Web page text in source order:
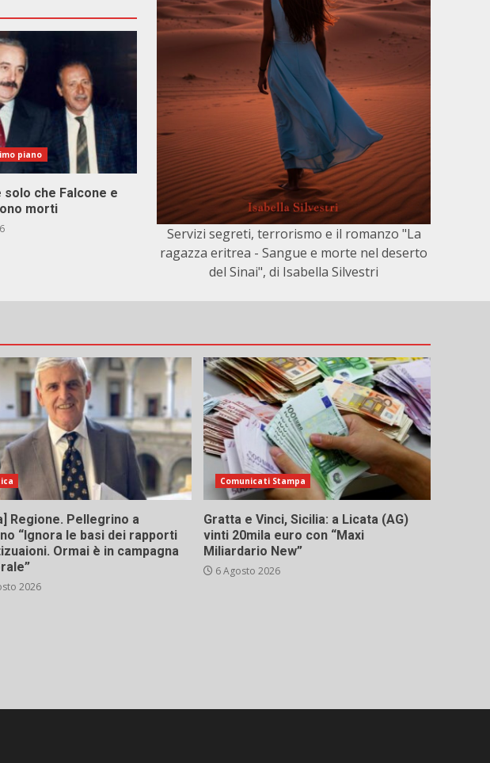
piano
solo che Falcone e
morti
Servizi segreti, terrorismo e il romanzo "La
ragazza eritrea - Sangue e morte nel deserto
del Sinai", di Isabella Silvestri
Regione. Pellegrino a
“Ignora le basi dei rapporti
Ormai è in campagna
2026
Comunicati Stampa
Gratta e Vinci, Sicilia: a Licata (AG)
vinti 20mila euro con “Maxi
Miliardario New”
6 Agosto 2026